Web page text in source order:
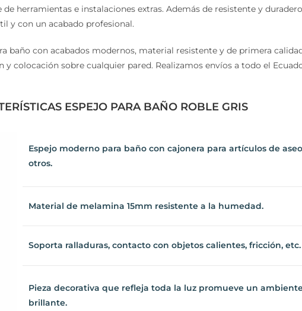
herramientas e instalaciones extras. Además de resistente y
y con un acabado profesional.
baño con acabados modernos, material resistente y de primera
colocación sobre cualquier pared. Realizamos envíos a todo el
ESPEJO PARA BAÑO ROBLE GRIS
Espejo moderno para baño con cajonera para artículos de
otros.
Material de melamina 15mm resistente a la humedad.
Soporta ralladuras, contacto con objetos calientes, fricción, etc.
Pieza decorativa que refleja toda la luz promueve un
brillante.